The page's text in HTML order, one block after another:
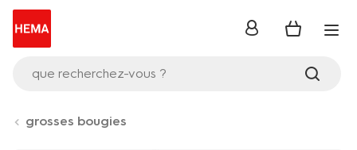
que recherchez-vous ?
se
grosses bougies